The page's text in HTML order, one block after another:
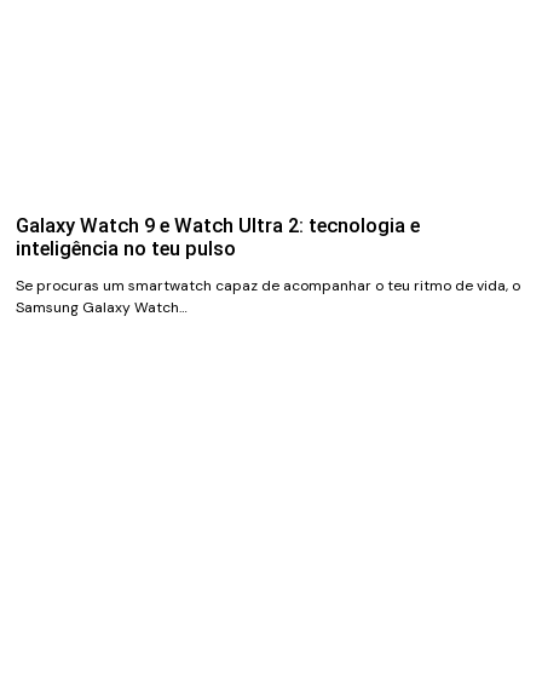
Galaxy Watch 9 e Watch Ultra 2: tecnologia e
inteligência no teu pulso
Se procuras um smartwatch capaz de acompanhar o teu ritmo de vida, o
Samsung Galaxy Watch…